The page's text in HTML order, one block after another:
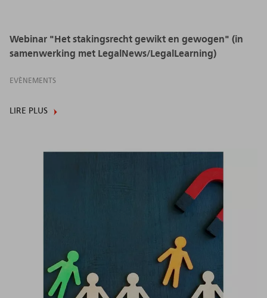
Webinar "Het stakingsrecht gewikt en gewogen" (in
samenwerking met LegalNews/LegalLearning)
EVÈNEMENTS
LIRE PLUS